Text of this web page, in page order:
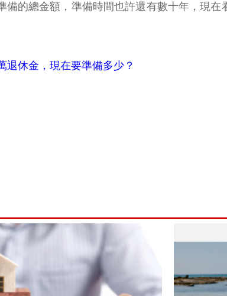
的總金額，準備時間也許還有數十年，現在
退休金，現在要準備多少？